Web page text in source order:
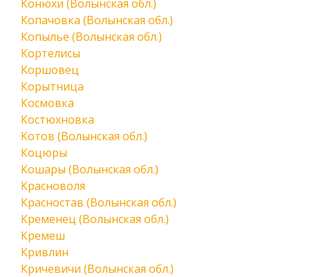
Конюхи (Волынская обл.)
Копачовка (Волынская обл.)
Копылье (Волынская обл.)
Кортелисы
Коршовец
Корытница
Космовка
Костюхновка
Котов (Волынская обл.)
Коцюры
Кошары (Волынская обл.)
Красноволя
Красностав (Волынская обл.)
Кременец (Волынская обл.)
Кремеш
Кривлин
Кричевичи (Волынская обл.)